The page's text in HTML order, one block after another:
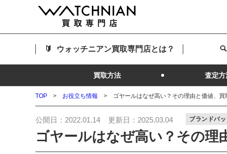
ウォッチニアン買取専門店とは？
買取方法 査定方
TOP お役立ち情報 ゴヤールはなぜ高い？その理由と価値、
ゴヤールはなぜ高い？その理
公開日： 2022.01.14 更新日： 2025.03.04 ブランドバ